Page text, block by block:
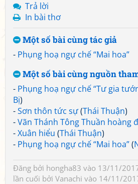
Trả lời
In bài thơ
Một số bài cùng tác giả
- Phụng hoạ ngự chế “Mai hoa”
Một số bài cùng nguồn
- Phụng hoạ ngự chế “Tư gia
Bị)
-Sơn thôn tức sự(Thái Thuận)
-Vãn Thánh Tông Thuần hoàng
-Xuân hiểu (Thái Thuận)
- Phụng hoạ ngự chế “Mai hoa”(
Đăng bởi hongha83 vào 13/11/
lần cuối bởi Vanachi vào 14/11/